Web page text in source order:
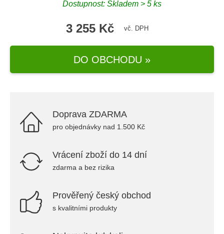
Dostupnost: Skladem > 5 ks
3 255 Kč vč. DPH
DO OBCHODU »
Doprava ZDARMA
pro objednávky nad 1.500 Kč
Vrácení zboží do 14 dní
zdarma a bez rizika
Prověřený český obchod
s kvalitními produkty